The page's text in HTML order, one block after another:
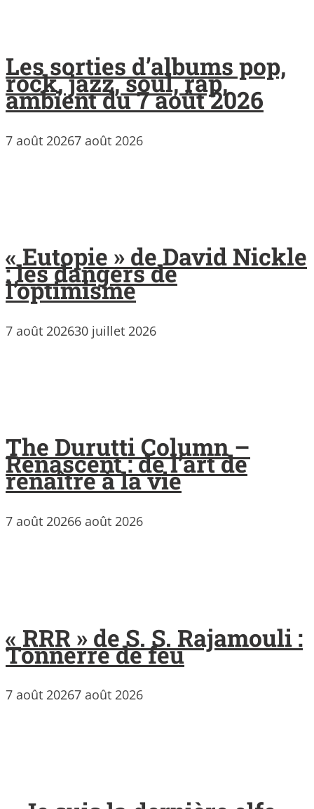
Les sorties d’albums pop,
rock, jazz, soul, rap,
ambient du 7 août 2026
7 août 20267 août 2026
« Eutopie » de David Nickle
: les dangers de
l’optimisme
7 août 202630 juillet 2026
The Durutti Column –
Renascent : de l’art de
renaître à la vie
7 août 20266 août 2026
« RRR » de S. S. Rajamouli :
Tonnerre de feu
7 août 20267 août 2026